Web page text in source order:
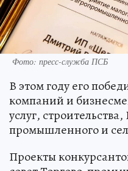
Фото: пресс-служба ПСБ
В этом году его
компаний и
услуг,
промышленного и
Проекты